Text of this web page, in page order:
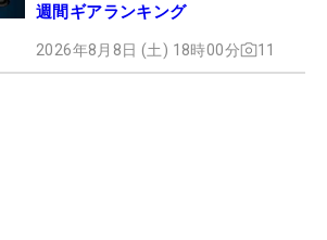
週間ギアランキング
2026年8月8日 (土) 18時00分 11